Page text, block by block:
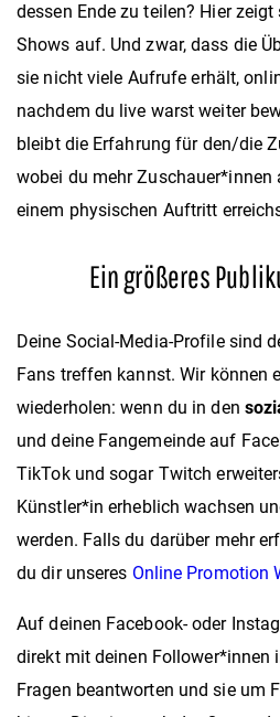
dessen Ende zu teilen? Hier
Shows auf. Und zwar, dass die
sie nicht viele Aufrufe erhält,
nachdem du live warst weiter
bleibt die Erfahrung für den/die
wobei du mehr Zuschauer*innen
einem physischen Auftritt
Ein größeres
Deine Social-Media-Profile sind
Fans treffen kannst. Wir können
wiederholen: wenn du in den
und deine Fangemeinde auf
TikTok und sogar Twitch
Künstler*in erheblich wachsen
werden. Falls du darüber mehr
du dir unseres Online Promotion
Auf deinen Facebook- oder
direkt mit deinen Follower*innen
Fragen beantworten und sie um